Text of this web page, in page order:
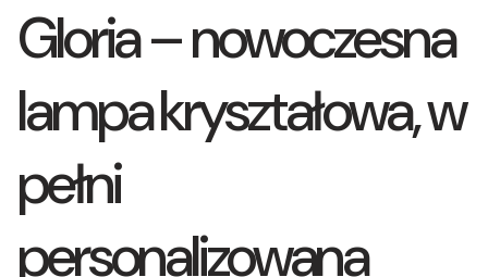
Gloria – nowoczesna
lampa kryształowa, w
pełni
personalizowana